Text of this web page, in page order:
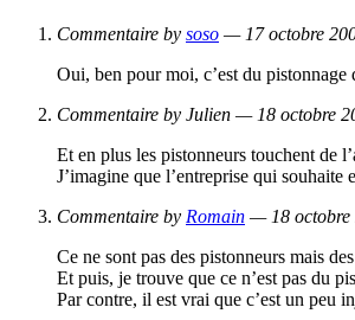
Commentaire by soso — 17 octobre
Oui, ben pour moi, c’est du pistonnage
Commentaire by Julien — 18 octobre
Et en plus les pistonneurs touchent de
J’imagine que l’entreprise qui
Commentaire by Romain — 18 octobre
Ce ne sont pas des pistonneurs mais
Et puis, je trouve que ce n’est pas du
Par contre, il est vrai que c’est un peu